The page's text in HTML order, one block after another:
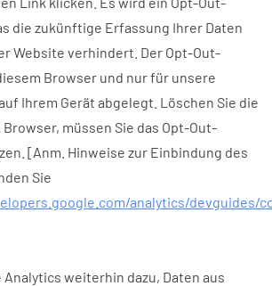
die zukünftige Erfassung Ihrer Daten
Website verhindert. Der Opt-Out-
Browser und nur für unsere
Ihrem Gerät abgelegt. Löschen Sie die
müssen Sie das Opt-Out-
[Anm. Hinweise zur Einbindung des
Sie
analytics/devguides/
weiterhin dazu, Daten aus